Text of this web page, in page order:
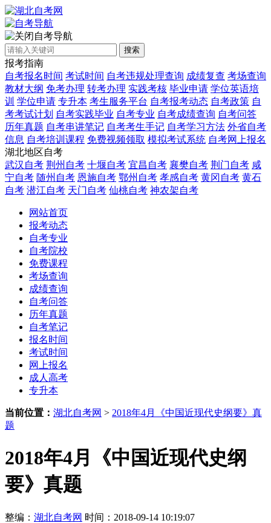
自考导航
搜索
报考指南
自考报名时间 考试时间 自考违规处理查询 成绩复查 考场查询
教材大纲 免考办理 转考办理 实践考核 毕业申请 学位英语培
训 学位申请 专升本 考生服务平台 自考报考动态 自考政策 自
考考试计划 自考实践毕业 自考专业 自考成绩查询 自考问答
历年真题 自考串讲笔记 自考考生手记 自考学习方法 外省自考
信息 自考培训课程 免费视频领取 模拟考试系统 自考网上报名
湖北地区自考
武汉自考 荆州自考 十堰自考 宜昌自考 襄樊自考 荆门自考 咸
宁自考 随州自考 恩施自考 鄂州自考 孝感自考 黄冈自考 黄石
自考 潜江自考 天门自考 仙桃自考 神农架自考
网站首页
报考动态
自考专业
自考院校
免费课程
考场查询
成绩查询
自考问答
历年真题
自考笔记
报名时间
考试时间
网上报名
成人高考
专升本
当前位置： 湖北自考网 > 2018年4月《中国近现代史纲要》真
题
2018年4月《中国近现代史纲
要》真题
整编： 湖北自考网 时间：2018-09-14 10:19:07